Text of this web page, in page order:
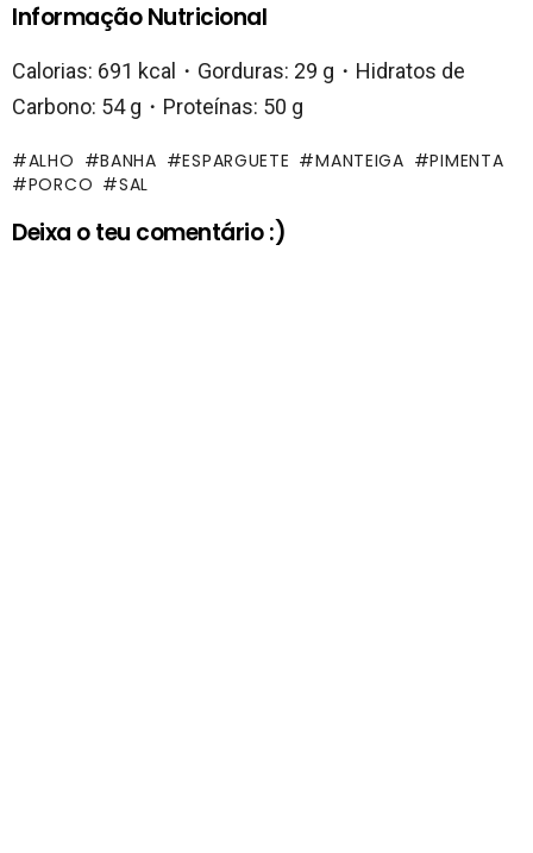
Informação Nutricional
Calorias: 691 kcal・Gorduras: 29 g・Hidratos de
Carbono: 54 g・Proteínas: 50 g
ALHO BANHA ESPARGUETE MANTEIGA
PIMENTA
PORCO
SAL
Deixa o teu comentário :)